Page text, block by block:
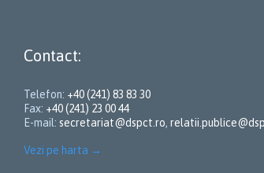
Contact:
Telefon: +40 (241) 83 83 30
Fax: +40 (241) 23 00 44
E-mail: secretariat@dspct.ro,
Vezi pe harta →